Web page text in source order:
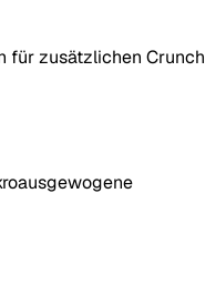
für zusätzlichen Crunch